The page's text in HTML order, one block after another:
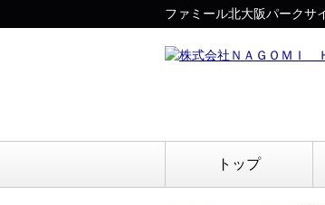
ファミール北大阪パークサ
トップ